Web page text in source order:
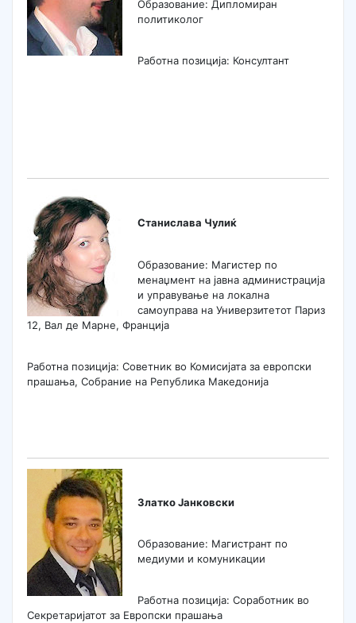
Образование: Дипломиран
политиколог
Работна позиција: Консултант
Станислава Чулиќ
Образование: Магистер по
менаџмент на јавна администрација
и управување на локална
самоуправа на Универзитетот Париз
12, Вал де Марне, Франција
Работна позиција: Советник во Комисијата за европски
прашања, Собрание на Република Македонија
Златко Јанковски
Образование: Магистрант по
медиуми и комуникации
Работна позиција: Соработник во
Секретаријатот за Европски прашања